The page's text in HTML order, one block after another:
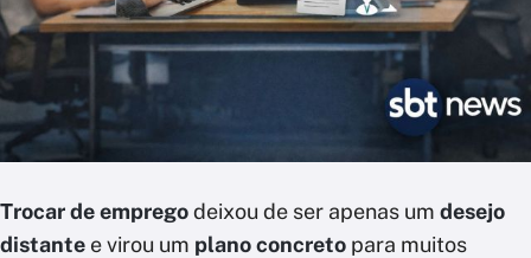
Trocar de empregodeixou de ser apenas um desejo
distante e virou um plano concreto para muitos